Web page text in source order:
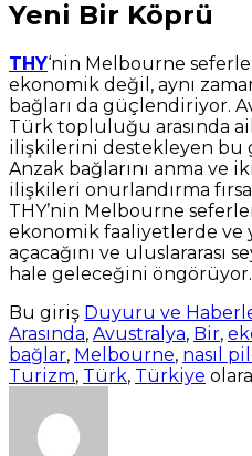
Yeni Bir Köprü
THY‘nin Melbourne
ekonomik değil, aynı
bağları da güçlendiriyor.
Türk topluluğu arasında
ilişkilerini destekleyen bu
Anzak bağlarını anma ve
ilişkileri onurlandırma
THY’nin Melbourne
ekonomik faaliyetlerde ve
açacağını ve uluslararası
hale geleceğini öngörüyor.
Bu giriş Duyuru ve
Arasında, Avustralya, Bir,
bağlar, Melbourne, nasıl
Turizm, Türk, Türkiye